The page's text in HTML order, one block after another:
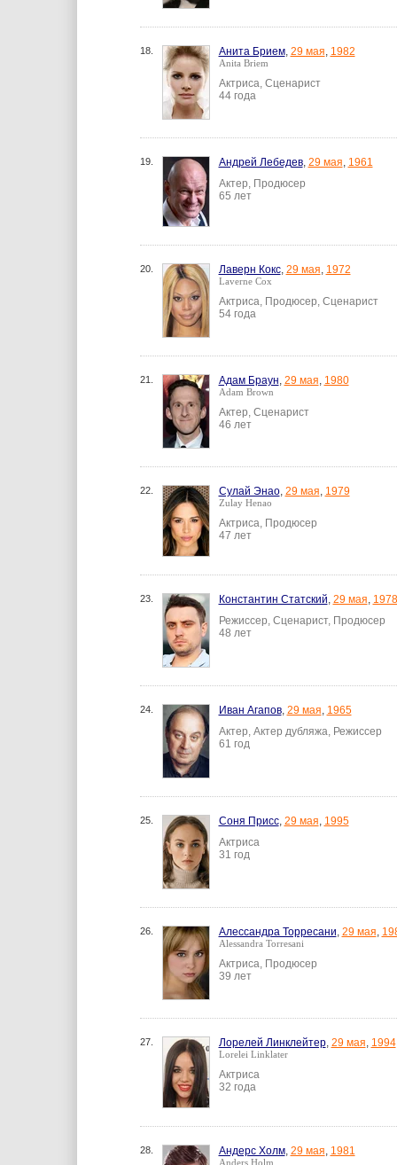
18. Анита Брием, 29 мая, 1982
Anita Briem
Актриса, Сценарист
44 года
19. Андрей Лебедев, 29 мая, 1961
Актер, Продюсер
65 лет
20. Лаверн Кокс, 29 мая, 1972
Laverne Cox
Актриса, Продюсер, Сценарист
54 года
21. Адам Браун, 29 мая, 1980
Adam Brown
Актер, Сценарист
46 лет
22. Сулай Энао, 29 мая, 1979
Zulay Henao
Актриса, Продюсер
47 лет
23. Константин Статский, 29 мая, 1978
Режиссер, Сценарист, Продюсер
48 лет
24. Иван Агапов, 29 мая, 1965
Актер, Актер дубляжа, Режиссер
61 год
25. Соня Присс, 29 мая, 1995
Актриса
31 год
26. Алессандра Торресани, 29 мая,
Alessandra Torresani
Актриса, Продюсер
39 лет
27. Лорелей Линклейтер, 29 мая, 1994
Lorelei Linklater
Актриса
32 года
28. Андерс Холм, 29 мая, 1981
Anders Holm